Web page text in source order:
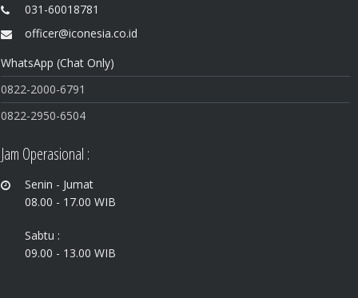
031-60018781
officer@iconesia.co.id
WhatsApp (Chat Only)
0822-2000-6791
0822-2950-6504
Jam Operasional :
Senin - Jumat
08.00 - 17.00 WIB
Sabtu :
09.00 - 13.00 WIB